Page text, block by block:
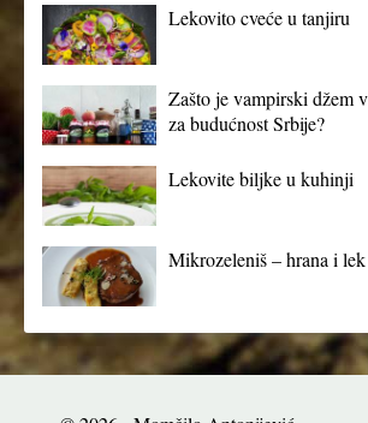
Lekovito cveće u tanjiru
Zašto je vampirski džem
za budućnost Srbije?
Lekovite biljke u kuhinji
Mikrozeleniš – hrana i lek